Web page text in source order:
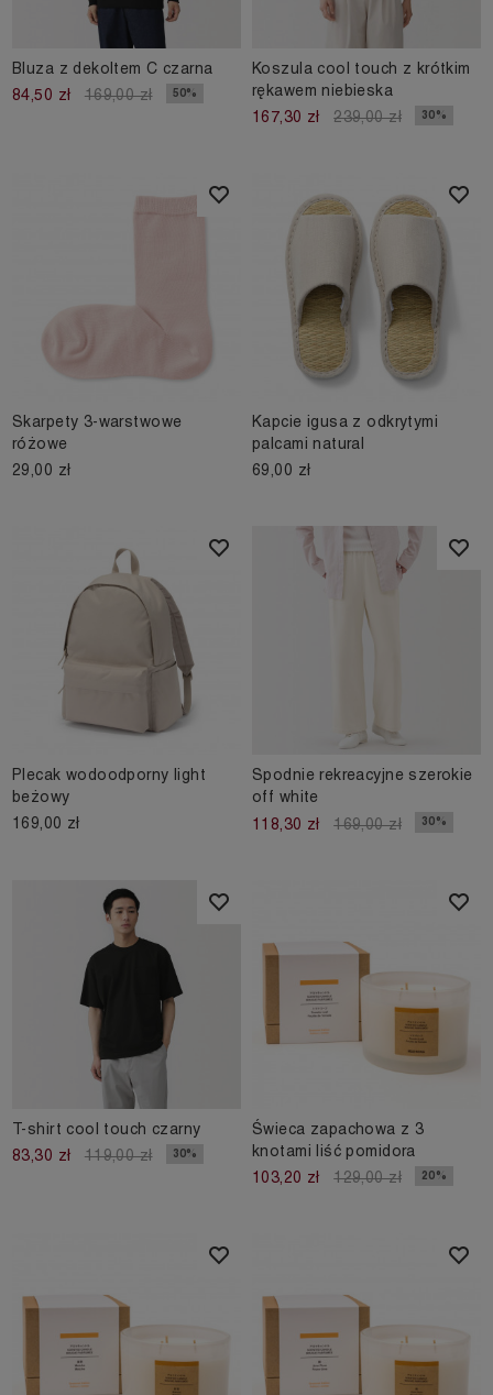
Bluza z dekoltem C czarna
84,50 zł
169,00 zł 50%
Koszula cool touch z krótkim
rękawem niebieska
167,30 zł
239,00 zł 30%
Skarpety 3-warstwowe
różowe
29,00 zł
Kapcie igusa z odkrytymi
palcami natural
69,00 zł
Plecak wodoodporny light
beżowy
169,00 zł
Spodnie rekreacyjne szerokie
off white
118,30 zł
169,00 zł 30%
T-shirt cool touch czarny
83,30 zł
119,00 zł 30%
Świeca zapachowa z 3
knotami liść pomidora
103,20 zł
129,00 zł 20%